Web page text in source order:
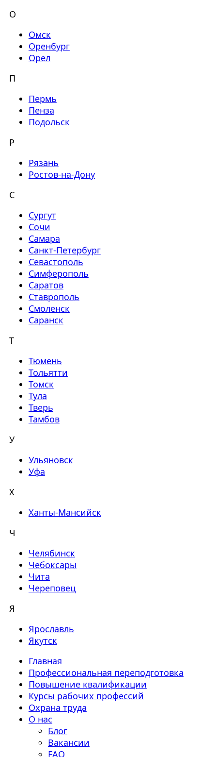
О
Омск
Оренбург
Орел
П
Пермь
Пенза
Подольск
Р
Рязань
Ростов-на-Дону
С
Сургут
Сочи
Самара
Санкт-Петербург
Севастополь
Симферополь
Саратов
Ставрополь
Смоленск
Саранск
Т
Тюмень
Тольятти
Томск
Тула
Тверь
Тамбов
У
Ульяновск
Уфа
Х
Ханты-Мансийск
Ч
Челябинск
Чебоксары
Чита
Череповец
Я
Ярославль
Якутск
Главная
Профессиональная переподготовка
Повышение квалификации
Курсы рабочих профессий
Охрана труда
О нас
Блог
Вакансии
FAQ